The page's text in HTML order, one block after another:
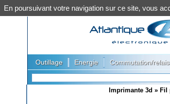
Outillage Energie Commutation/relais
Imprimante 3d » Fil
En poursuivant votre navigation sur ce site, vous